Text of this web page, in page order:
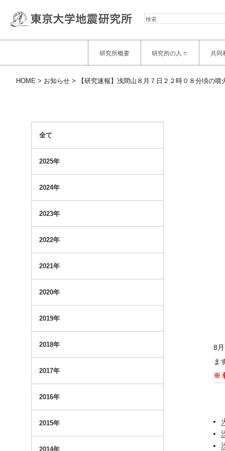
研究所概要 研究所の人々 共同
HOME お知らせ 【研究速報】浅間山８月７日２２時０８分頃の噴
全て
2025年
2024年
2023年
2022年
2021年
2020年
2019年
2018年
2017年
2016年
2015年
2014年
8
ま
※